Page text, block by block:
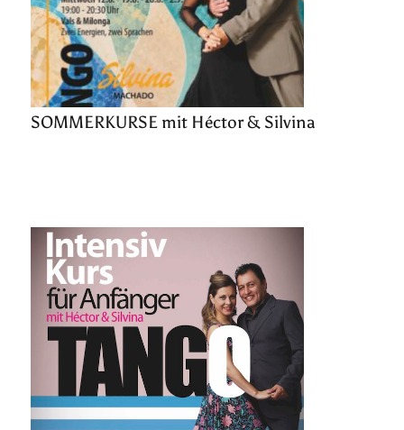
SOMMERKURSE mit Héctor & Silvina